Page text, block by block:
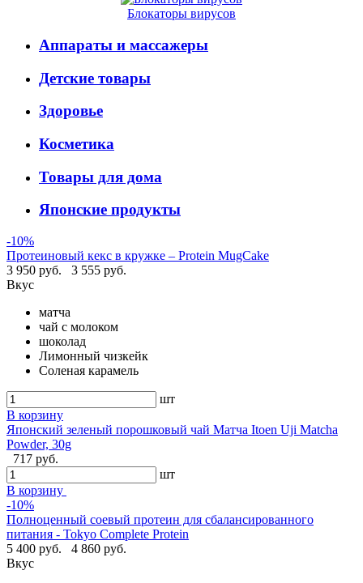
Блокаторы вирусов
Аппараты и массажеры
Детские товары
Здоровье
Косметика
Товары для дома
Японские продукты
-10%
Протеиновый кекс в кружке – Protein MugCake
3 950 руб.
3 555 руб.
Вкус
матча
чай с молоком
шоколад
Лимонный чизкейк
Соленая карамель
шт
В корзину
Японский зеленый порошковый чай Матча Itoen Uji Matcha
Powder, 30g
717 руб.
шт
В корзину
-10%
Полноценный соевый протеин для сбалансированного
питания - Tokyo Complete Protein
5 400 руб.
4 860 руб.
Вкус